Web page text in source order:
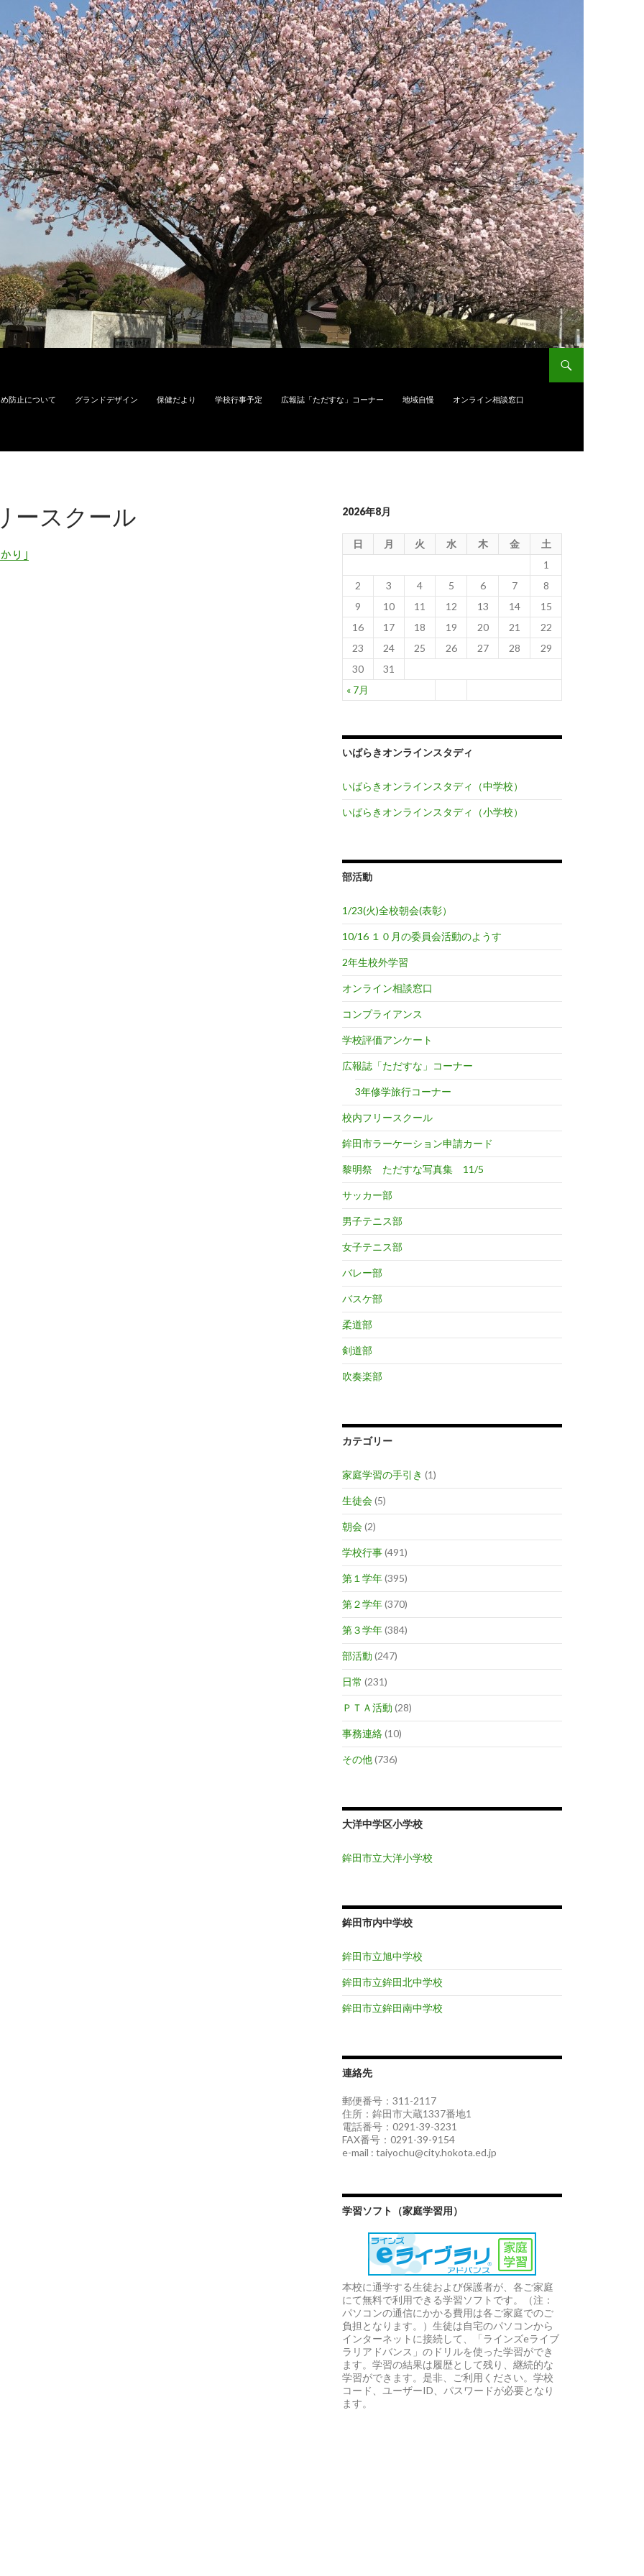
防止について グランドデザイン 保健だより 学校行事予定 広報誌「ただすな」コーナー 地域自慢 オンライン相談窓口
ースクール
り｣
2026年8月
日 月 火 水 木 金 土
« 7月
1
2
3 4 5 6 7
8
9
10 11 12 13 14
15
16
17 18 19 20 21
22
23
24 25 26 27 28
29
30
31
いばらきオンラインスタディ
いばらきオンラインスタディ（中学校）
いばらきオンラインスタディ（小学校）
部活動
1/23(火)全校朝会(表彰）
10/16 １０月の委員会活動のようす
2年生校外学習
オンライン相談窓口
コンプライアンス
学校評価アンケート
広報誌「ただすな」コーナー
3年修学旅行コーナー
校内フリースクール
鉾田市ラーケーション申請カード
黎明祭 ただすな写真集 11/5
サッカー部
男子テニス部
女子テニス部
バレー部
バスケ部
柔道部
剣道部
吹奏楽部
カテゴリー
家庭学習の手引き (1)
生徒会(5)
朝会(2)
学校行事(491)
第１学年(395)
第２学年(370)
第３学年(384)
部活動 (247)
日常 (231)
ＰＴＡ活動 (28)
事務連絡(10)
その他(736)
大洋中学区小学校
鉾田市立大洋小学校
鉾田市内中学校
鉾田市立旭中学校
鉾田市立鉾田北中学校
鉾田市立鉾田南中学校
連絡先
郵便番号：311-2117
住所：鉾田市大蔵1337番地1
電話番号：0291-39-3231
FAX番号：0291-39-9154
e-mail : taiyochu@city.hokota.ed.jp
学習ソフト（家庭学習用）
本校に通学する生徒および保護者が、各ご家庭
にて無料で利用できる学習ソフトです。（注：
パソコンの通信にかかる費用は各ご家庭でのご
負担となります。）生徒は自宅のパソコンから
インターネットに接続して、「ラインズeライブ
ラリアドバンス」のドリルを使った学習ができ
ます。学習の結果は履歴として残り、継続的な
学習ができます。是非、ご利用ください。学校
コード、ユーザーID、パスワードが必要となり
ます。